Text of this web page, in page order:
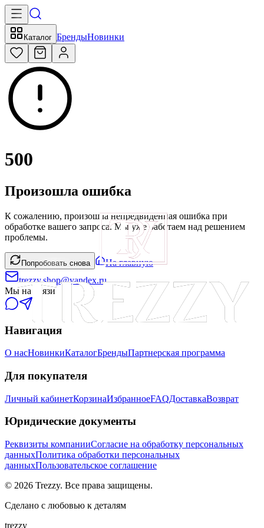
Каталог БрендыНовинки
500
Произошла ошибка
К сожалению, произошла непредвиденная ошибка при
обработке вашего запроса. Мы уже работаем над решением
проблемы.
Попробовать снова
На главную
trezzy.shop@yandex.ru
Мы на связи
Навигация
О насНовинкиКаталогБрендыПартнерская программа
Для покупателя
Личный кабинетКорзинаИзбранноеFAQДоставкаВозврат
Юридические документы
Реквизиты компанииСогласие на обработку персональных
данныхПолитика обработки персональных
данныхПользовательское соглашение
© 2026 Trezzy. Все права защищены.
Сделано с любовью к деталям
trezzy